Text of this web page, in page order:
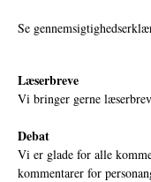
Se
Læserbreve
Vi bringer gerne
Debat
Vi er glade for alle
kommentarer for